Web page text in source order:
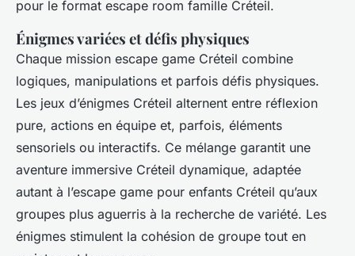
pour le format escape room famille Créteil.
Énigmes variées et défis physiques
Chaque mission escape game Créteil combine
logiques, manipulations et parfois défis physiques.
Les jeux d’énigmes Créteil alternent entre réflexion
pure, actions en équipe et, parfois, éléments
sensoriels ou interactifs. Ce mélange garantit une
aventure immersive Créteil dynamique, adaptée
autant à l’escape game pour enfants Créteil qu’aux
groupes plus aguerris à la recherche de variété. Les
énigmes stimulent la cohésion de groupe tout en